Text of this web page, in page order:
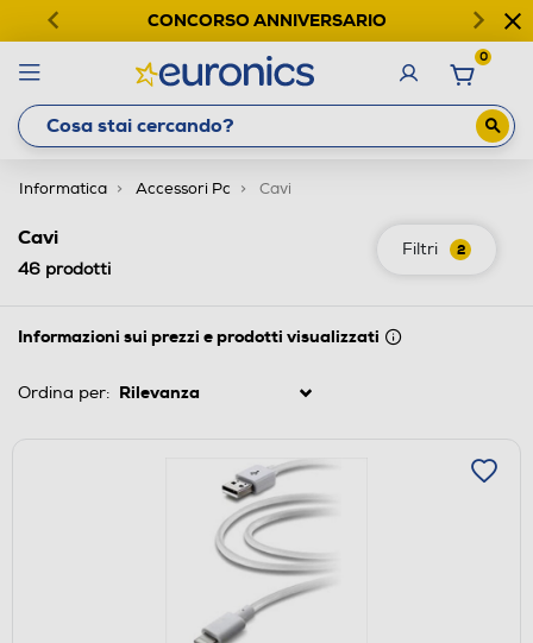
CONCORSO ANNIVERSARIO
0
Informatica Accessori Pc Cavi
Filtri 2
Cavi
46 prodotti
Informazioni sui prezzi e prodotti visualizzati
Ordina per: